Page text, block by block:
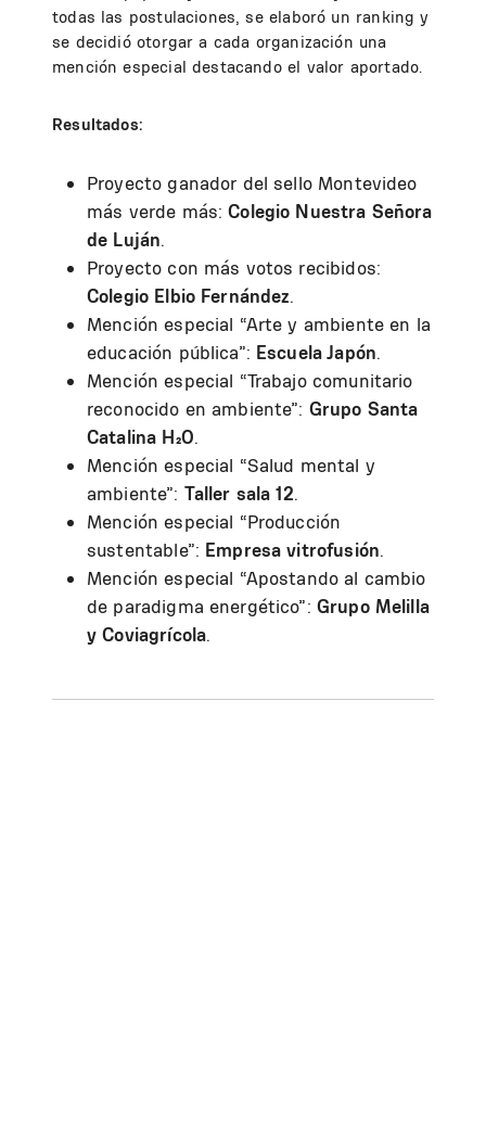
todas las postulaciones, se elaboró un ranking y
se decidió otorgar a cada organización una
mención especial destacando el valor aportado.
Resultados:
Proyecto ganador del sello Montevideo
más verde más:Colegio Nuestra Señora
de Luján.
Proyecto con más votos recibidos:
Colegio Elbio Fernández.
Mención especial “Arte y ambiente en la
educación pública”: Escuela Japón.
Mención especial “Trabajo comunitario
reconocido en ambiente”: Grupo Santa
Catalina H₂O.
Mención especial “Salud mental y
ambiente”: Taller sala 12.
Mención especial “Producción
sustentable”: Empresa vitrofusión.
Mención especial “Apostando al cambio
de paradigma energético”: Grupo Melilla
y Coviagrícola.